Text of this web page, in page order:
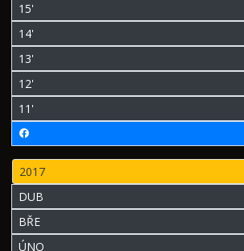
15'
14'
13'
12'
11'
2017
DUB
BŘE
ÚNO